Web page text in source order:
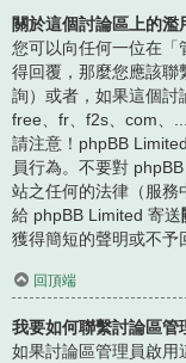
關於這個討論區上的濫
您可以向任何一位在「
得回覆，那麼您應該聯
詢）或者，如果這個討
free、fr、f2s、com、
請注意！phpBB Limited
員行為。不要對
站之任何的法律（服務
給 phpBB Limited 寄送
獲得簡短的聲明或不予
回頂端
我要如何聯繫討論區管
如果討論區管理員啟用